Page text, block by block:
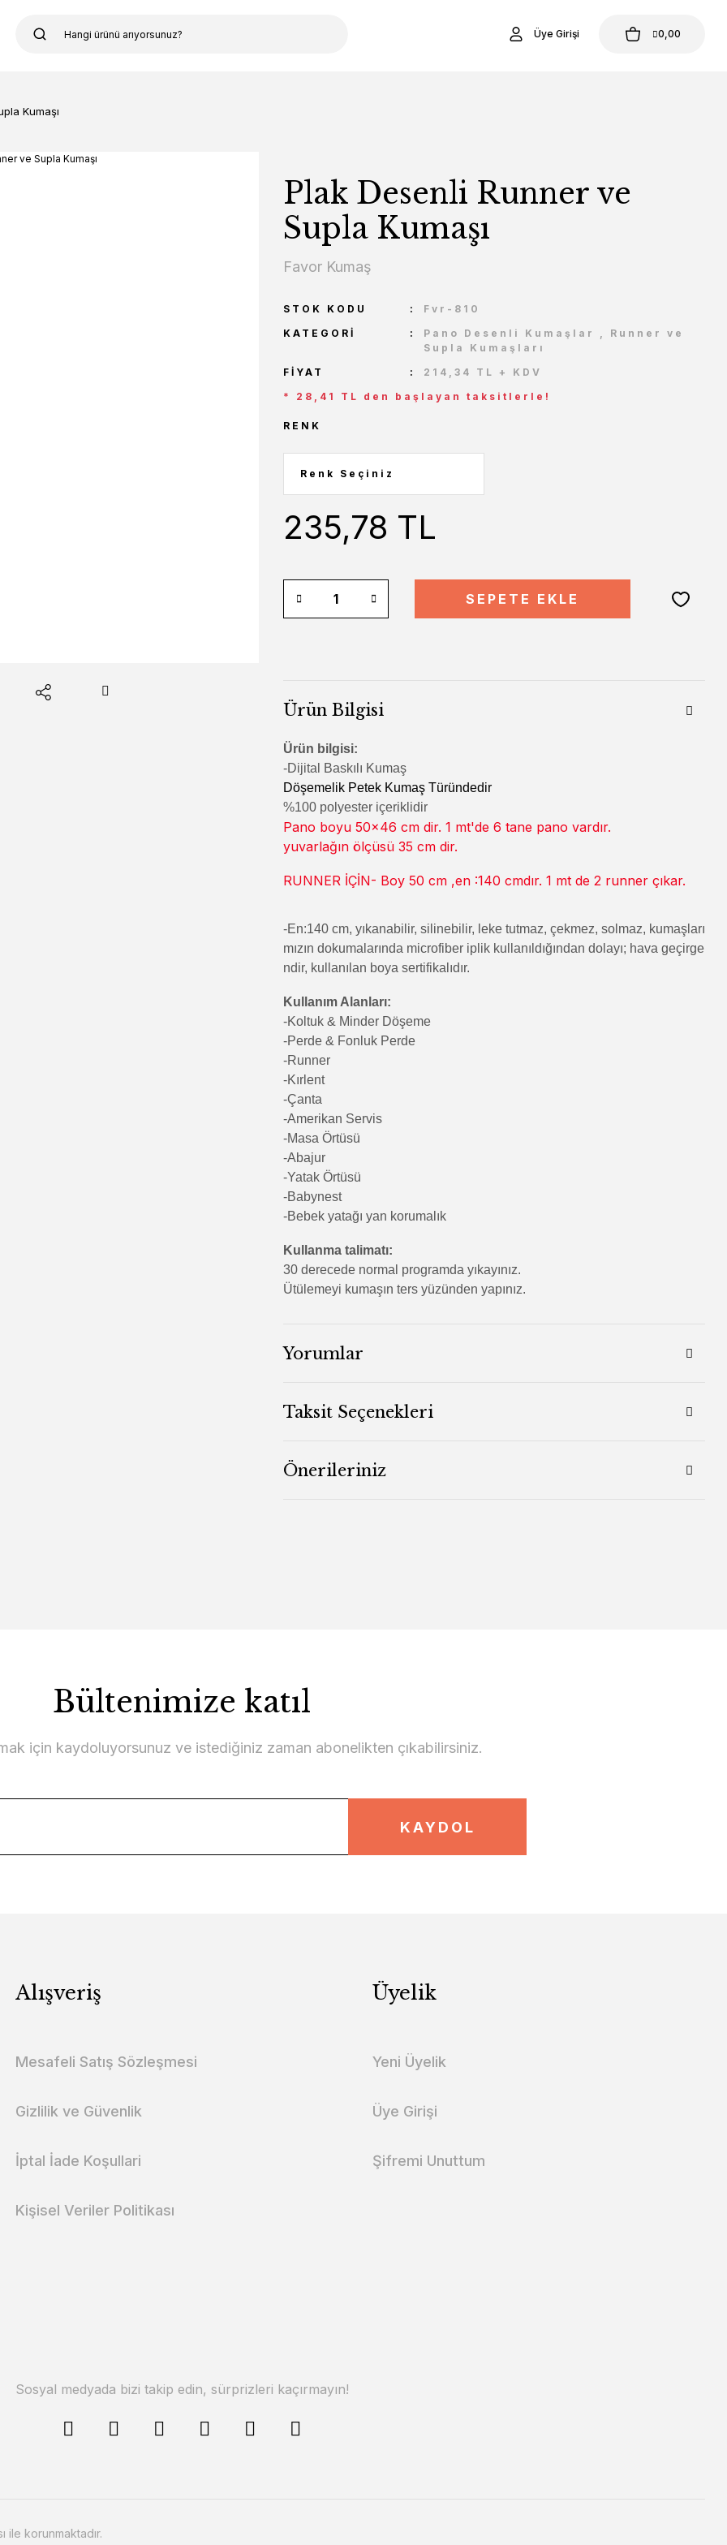
Üye Girişi 0,00
Kumaşı
Plak Desenli Runner ve
Supla Kumaşı
Favor Kumaş
STOK KODU
Fvr-810
KATEGORI
Pano Desenli Kumaşlar , Runner ve
Supla Kumaşları
FIYAT
214,34 TL + KDV
* 28,41 TL den başlayan taksitlerle!
RENK
235,78 TL
SEPETE EKLE
Ürün Bilgisi
Ürün bilgisi:
-Dijital Baskılı Kumaş
Döşemelik Petek Kumaş Türündedir
%100 polyester içeriklidir
Pano boyu 50x46 cm dir. 1 mt'de 6 tane pano vardır.
yuvarlağın ölçüsü 35 cm dir.
RUNNER İÇİN- Boy 50 cm ,en :140 cmdır. 1 mt de 2 runner çıkar.
-En:140 cm, yıkanabilir, silinebilir, leke tutmaz, çekmez, solmaz, kumaşları
mızın dokumalarında microfiber iplik kullanıldığından dolayı; hava geçirge
ndir, kullanılan boya sertifikalıdır.
Kullanım Alanları:
-Koltuk & Minder Döşeme
-Perde & Fonluk Perde
-Runner
-Kırlent
-Çanta
-Amerikan Servis
-Masa Örtüsü
-Abajur
-Yatak Örtüsü
-Babynest
-Bebek yatağı yan korumalık
Kullanma talimatı:
30 derecede normal programda yıkayınız.
Ütülemeyi kumaşın ters yüzünden yapınız.
Yorumlar
Taksit Seçenekleri
Önerileriniz
Bültenimize katıl
için kaydoluyorsunuz ve istediğiniz zaman abonelikten çıkabilirsiniz.
KAYDOL
Alışveriş
Mesafeli Satış Sözleşmesi
Gizlilik ve Güvenlik
İptal İade Koşullari
Kişisel Veriler Politikası
Üyelik
Yeni Üyelik
Üye Girişi
Şifremi Unuttum
Sosyal medyada bizi takip edin, sürprizleri kaçırmayın!
ile korunmaktadır.